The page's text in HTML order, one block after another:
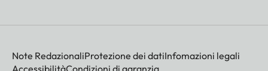
Note RedazionaliProtezione dei datiInfomazioni legali
AccessibilitàCondizioni di garanzia